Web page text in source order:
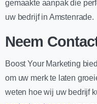
gemaakte aanpak die
uw bedrijf in Amstenrade.
Neem
Boost Your Marketing
om uw merk te laten
weten hoe wij uw bedrijf